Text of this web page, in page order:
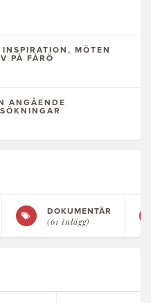
MÖTEN
PÅ FÅRÖ
ANGÅENDE
DOKUMENTÄR
(61 inlägg)